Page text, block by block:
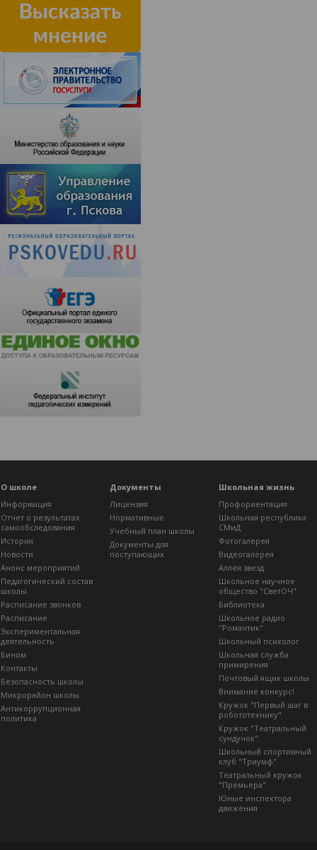
О школе
Информация
Отчет о результатах
самообследования
История
Новости
Анонс мероприятий
Педагогический состав
школы
Расписание звонков
Расписание
Экспериментальная
деятельность
Бином
Контакты
Безопасность школы
Микрорайон школы
Антикоррупционная
политика
Документы
Лицензия
Нормативные
Учебный план школы
Документы для
поступающих
Школьная жизнь
Профориентация
Школьная республика
СМиД
Фотогалерея
Видеогалерея
Аллея звезд
Школьное научное
общество "СветОЧ"
Библиотека
Школьное радио
"Романтик"
Школьный психолог
Школьная служба
примирения
Почтовый ящик школы
Внимание конкурс!
Кружок "Первый шаг в
робототехнику"
Кружок "Театральный
сундучок"
Школьный спортивный
клуб "Триумф"
Театральный кружок
"Премьера"
Юные инспектора
движения